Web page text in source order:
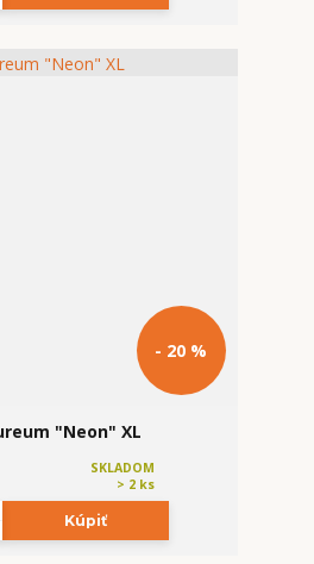
- 20 %
"Neon" XL
SKLADOM
> 2 ks
Kúpiť